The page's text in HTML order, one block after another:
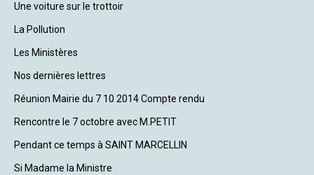
Une voiture sur le trottoir
La Pollution
Les Ministères
Nos dernières lettres
Réunion Mairie du 7 10 2014 Compte rendu
Rencontre le 7 octobre avec M.PETIT
Pendant ce temps à SAINT MARCELLIN
Si Madame la Ministre